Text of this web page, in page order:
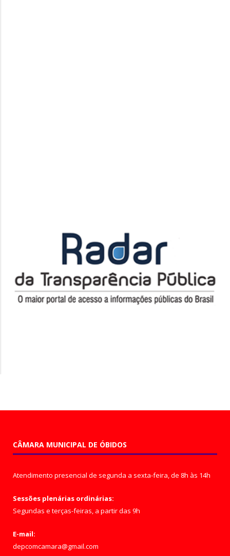
CÂMARA MUNICIPAL DE ÓBIDOS
Atendimento presencial de segunda a sexta-feira, de 8h às 14h
Sessões plenárias ordinárias:
Segundas e terças-feiras, a partir das 9h
E-mail:
depcomcamara@gmail.com